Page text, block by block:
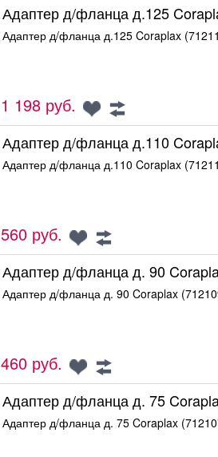
Адаптер д/фланца д.125
Адаптер д/фланца д.125 Coraplax
1 198 руб.
Адаптер д/фланца д.110
Адаптер д/фланца д.110 Coraplax
560 руб.
Адаптер д/фланца д. 90
Адаптер д/фланца д. 90 Coraplax
460 руб.
Адаптер д/фланца д. 75
Адаптер д/фланца д. 75 Coraplax